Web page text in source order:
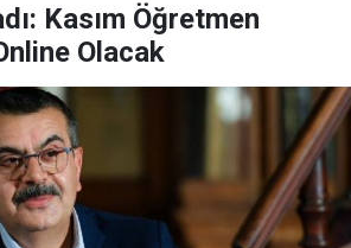
Kasım Öğretmen
Olacak